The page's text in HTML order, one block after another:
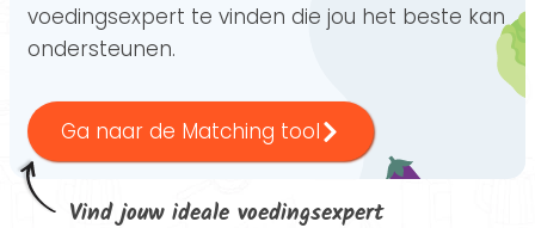
voedingsexpert te vinden die jou het beste kan
ondersteunen.
Ga naar de Matching tool
Vind jouw ideale voedingsexpert